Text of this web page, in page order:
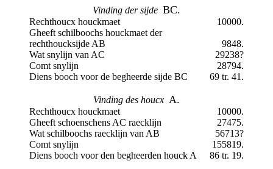
Vinding der sijde BC.
Rechthoucx houckmaet
10000.
Gheeft schilboochs houckmaet der
rechthoucksijde AB
9848.
Wat snylijn van AC
29238?
Comt snylijn
28794.
Diens booch voor de begheerde sijde BC
69 tr. 41.
Vinding des houcx A.
Rechthoucx houckmaet
10000.
Gheeft schoenschens AC raecklijn
27475.
Wat schilboochs raecklijn van AB
56713?
Comt snylijn
155819.
Diens booch voor den begheerden houck A
86 tr. 19.